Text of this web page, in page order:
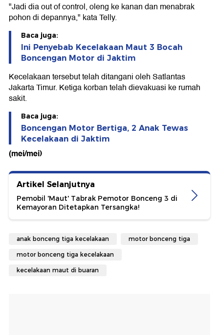
"Jadi dia out of control, oleng ke kanan dan menabrak
pohon di depannya," kata Telly.
Baca juga:
Ini Penyebab Kecelakaan Maut 3 Bocah
Boncengan Motor di Jaktim
Kecelakaan tersebut telah ditangani oleh Satlantas
Jakarta Timur. Ketiga korban telah dievakuasi ke rumah
sakit.
Baca juga:
Boncengan Motor Bertiga, 2 Anak Tewas
Kecelakaan di Jaktim
(mei/mei)
Artikel Selanjutnya
Pemobil 'Maut' Tabrak Pemotor Bonceng 3 di
Kemayoran Ditetapkan Tersangka!
anak bonceng tiga kecelakaan motor bonceng tiga
motor bonceng tiga kecelakaan
kecelakaan maut di buaran